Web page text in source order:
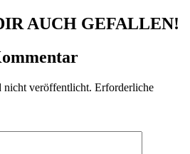
AUCH GEFALLEN!
veröffentlicht. Erforderliche